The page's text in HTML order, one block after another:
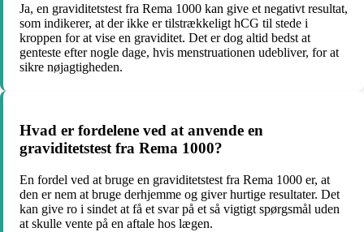
Ja, en graviditetstest fra Rema 1000 kan give et negativt resultat,
som indikerer, at der ikke er tilstrækkeligt hCG til stede i
kroppen for at vise en graviditet. Det er dog altid bedst at
genteste efter nogle dage, hvis menstruationen udebliver, for at
sikre nøjagtigheden.
Hvad er fordelene ved at anvende en
graviditetstest fra Rema 1000?
En fordel ved at bruge en graviditetstest fra Rema 1000 er, at
den er nem at bruge derhjemme og giver hurtige resultater. Det
kan give ro i sindet at få et svar på et så vigtigt spørgsmål uden
at skulle vente på en aftale hos lægen.